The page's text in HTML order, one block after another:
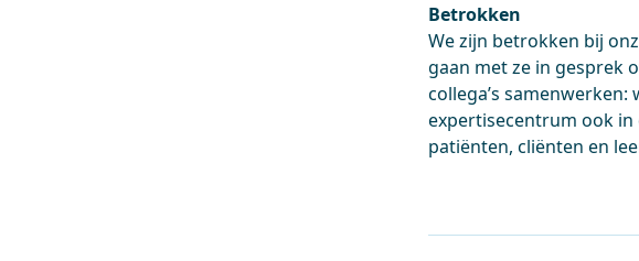
Betrokken
We zijn betrokken bij
gaan met ze in gesprek
collega’s
expertisecentrum ook
patiënten, cliënten en